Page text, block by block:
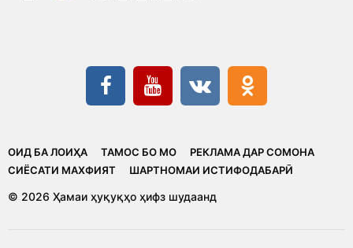
ОИД БА ЛОИҲА ТАМОС БО МО
РЕКЛАМА ДАР СОМОНА
CИЁСАТИ МАХФИЯТ
ШАРТНОМАИ ИСТИФОДАБАРӢ
© 2026 Ҳамаи ҳуқуқҳо ҳифз шудаанд